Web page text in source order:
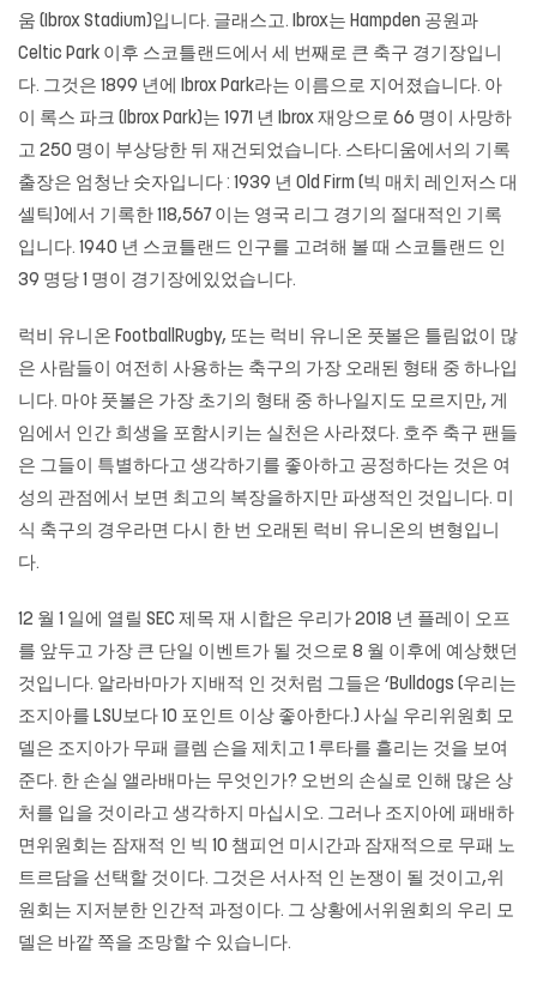
움 (Ibrox Stadium)입니다. 글래스고. Ibrox는 Hampden 공원과
Celtic Park 이후 스코틀랜드에서 세 번째로 큰 축구 경기장입니
다. 그것은 1899 년에 Ibrox Park라는 이름으로 지어졌습니다. 아
이 록스 파크 (Ibrox Park)는 1971 년 Ibrox 재앙으로 66 명이 사망하
고 250 명이 부상당한 뒤 재건되었습니다. 스타디움에서의 기록
출장은 엄청난 숫자입니다 : 1939 년 Old Firm (빅 매치 레인저스 대
셀틱)에서 기록한 118,567 이는 영국 리그 경기의 절대적인 기록
입니다. 1940 년 스코틀랜드 인구를 고려해 볼 때 스코틀랜드 인
39 명당 1 명이 경기장에있었습니다.
럭비 유니온 FootballRugby, 또는 럭비 유니온 풋볼은 틀림없이 많
은 사람들이 여전히 사용하는 축구의 가장 오래된 형태 중 하나입
니다. 마야 풋볼은 가장 초기의 형태 중 하나일지도 모르지만, 게
임에서 인간 희생을 포함시키는 실천은 사라졌다. 호주 축구 팬들
은 그들이 특별하다고 생각하기를 좋아하고 공정하다는 것은 여
성의 관점에서 보면 최고의 복장을하지만 파생적인 것입니다. 미
식 축구의 경우라면 다시 한 번 오래된 럭비 유니온의 변형입니
다.
12 월 1 일에 열릴 SEC 제목 재 시합은 우리가 2018 년 플레이 오프
를 앞두고 가장 큰 단일 이벤트가 될 것으로 8 월 이후에 예상했던
것입니다. 알라바마가 지배적 인 것처럼 그들은 ‘Bulldogs (우리는
조지아를 LSU보다 10 포인트 이상 좋아한다.) 사실 우리위원회 모
델은 조지아가 무패 클렘 슨을 제치고 1 루타를 흘리는 것을 보여
준다. 한 손실 앨라배마는 무엇인가? 오번의 손실로 인해 많은 상
처를 입을 것이라고 생각하지 마십시오. 그러나 조지아에 패배하
면위원회는 잠재적 인 빅 10 챔피언 미시간과 잠재적으로 무패 노
트르담을 선택할 것이다. 그것은 서사적 인 논쟁이 될 것이고,위
원회는 지저분한 인간적 과정이다. 그 상황에서위원회의 우리 모
델은 바깥 쪽을 조망할 수 있습니다.